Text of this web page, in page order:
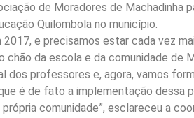
de Moradores de Machadinha
Quilombola no município.
2017, e precisamos estar cada vez
da escola e da comunidade de
dos professores e, agora, vamos
é de fato a implementação dessa
comunidade”, esclareceu a